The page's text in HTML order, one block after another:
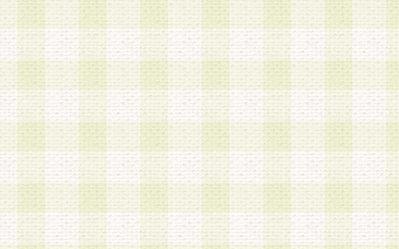
2.会員登録希望者は、本規約に同意の後、当社指
画 面」において、当社が指定する必要事項を入
を行うものとします。当社は、会員登録を承認し
会員として本サービスを 受けるためのログイン
を付与します。
3.会員は、会員登録の際に申告する登録情報の全
いかなる虚偽の申告をも行ってはならないものと
4.会員は、複数のログインＩＤおよびパスワード
いものとします。